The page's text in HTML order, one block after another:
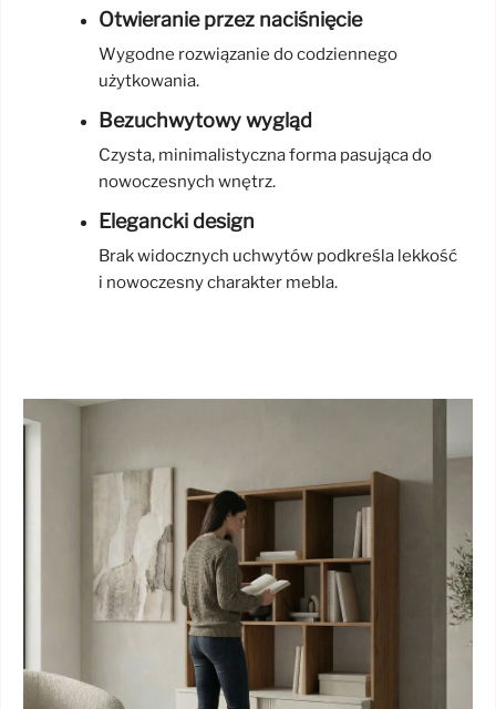
Otwieranie przez naciśnięcie
Wygodne rozwiązanie do codziennego
użytkowania.
Bezuchwytowy wygląd
Czysta, minimalistyczna forma pasująca do
nowoczesnych wnętrz.
Elegancki design
Brak widocznych uchwytów podkreśla lekkość
i nowoczesny charakter mebla.